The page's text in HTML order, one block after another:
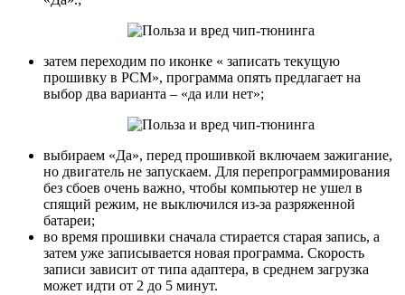
затем переходим по иконке « записать текущую
прошивку в PCM», программа опять предлагает на
выбор два варианта – «да или нет»;
выбираем «Да», перед прошивкой включаем зажигание,
но двигатель не запускаем. Для перепрограммирования
без сбоев очень важно, чтобы компьютер не ушел в
спящий режим, не выключился из-за разряженной
батареи;
во время прошивки сначала стирается старая запись, а
затем уже записывается новая программа. Скорость
записи зависит от типа адаптера, в среднем загрузка
может идти от 2 до 5 минут.